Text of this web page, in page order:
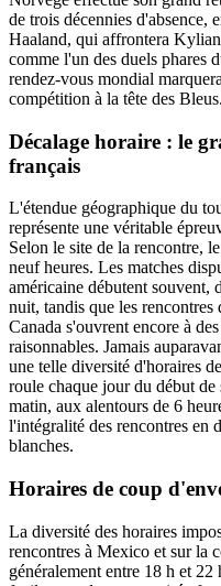
de trois décennies d'absence,
Haaland, qui affrontera
comme l'un des duels phares
rendez-vous mondial
compétition à la tête des Bleus.
Décalage horaire : le
français
L'étendue géographique du
représente une véritable
Selon le site de la rencontre,
neuf heures. Les matches
américaine débutent
nuit, tandis que les
Canada s'ouvrent encore à
raisonnables. Jamais
une telle diversité d'horaires
roule chaque jour du début
matin, aux alentours de 6
l'intégralité des rencontres en
blanches.
Horaires de coup
La diversité des horaires
rencontres à Mexico et sur la
généralement entre 18 h et